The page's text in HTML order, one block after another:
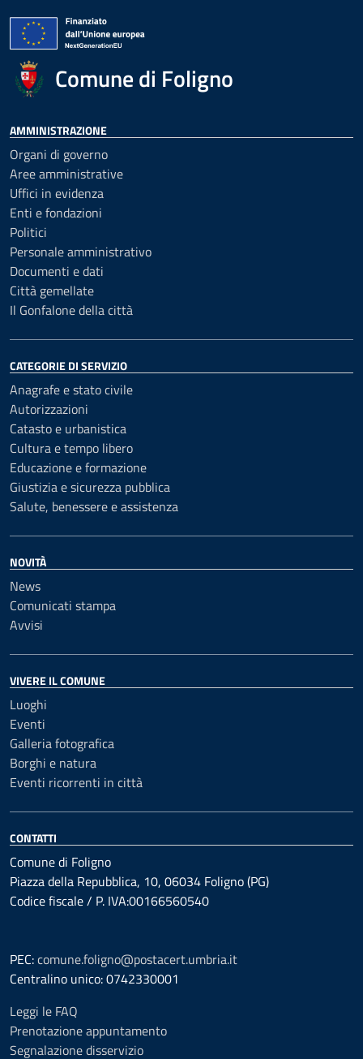
Comune di Foligno
AMMINISTRAZIONE
Organi di governo
Aree amministrative
Uffici in evidenza
Enti e fondazioni
Politici
Personale amministrativo
Documenti e dati
Città gemellate
Il Gonfalone della città
CATEGORIE DI SERVIZIO
Anagrafe e stato civile
Autorizzazioni
Catasto e urbanistica
Cultura e tempo libero
Educazione e formazione
Giustizia e sicurezza pubblica
Salute, benessere e assistenza
NOVITÀ
News
Comunicati stampa
Avvisi
VIVERE IL COMUNE
Luoghi
Eventi
Galleria fotografica
Borghi e natura
Eventi ricorrenti in città
CONTATTI
Comune di Foligno
Piazza della Repubblica, 10, 06034 Foligno (PG)
Codice fiscale / P. IVA:00166560540
PEC:comune.foligno@postacert.umbria.it
Centralino unico: 0742330001
Leggi le FAQ
Prenotazione appuntamento
Segnalazione disservizio